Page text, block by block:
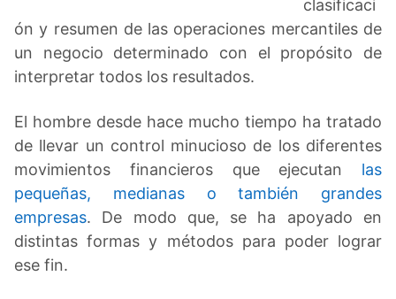
clasificaci
ón y resumen de las operaciones mercantiles de
un negocio determinado con el propósito de
interpretar todos los resultados.
El hombre desde hace mucho tiempo ha tratado
de llevar un control minucioso de los diferentes
movimientos financieros que ejecutan las
pequeñas, medianas o también grandes
empresas. De modo que, se ha apoyado en
distintas formas y métodos para poder lograr
ese fin.